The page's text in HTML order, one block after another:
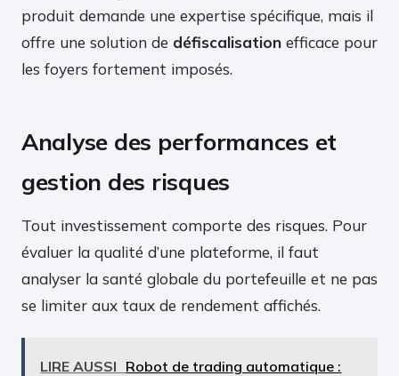
produit demande une expertise spécifique, mais il
offre une solution de défiscalisation efficace pour
les foyers fortement imposés.
Analyse des performances et
gestion des risques
Tout investissement comporte des risques. Pour
évaluer la qualité d’une plateforme, il faut
analyser la santé globale du portefeuille et ne pas
se limiter aux taux de rendement affichés.
LIRE AUSSI Robot de trading automatique :